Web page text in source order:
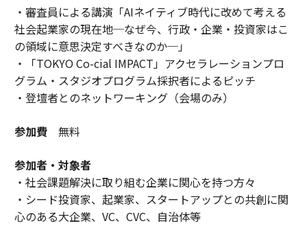
・審査員による講演「AIネイティブ時代に改めて考える
社会起業家の現在地─なぜ今、行政・企業・投資家はこ
の領域に意思決定すべきなのか─」
・「TOKYO Co-cial IMPACT」アクセラレーションプロ
グラム・スタジオプログラム採択者によるピッチ
・登壇者とのネットワーキング（会場のみ）
参加費無料
参加者・対象者
・社会課題解決に取り組む企業に関心を持つ方々
・シード投資家、起業家、スタートアップとの共創に関
心のある大企業、VC、CVC、自治体等